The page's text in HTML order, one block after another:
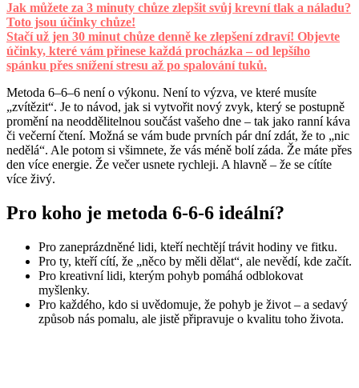
Jak můžete za 3 minuty chůze zlepšit svůj krevní tlak a náladu?
Toto jsou účinky chůze!
Stačí už jen 30 minut chůze denně ke zlepšení zdraví! Objevte
účinky, které vám přinese každá procházka – od lepšího
spánku přes snížení stresu až po spalování tuků.
Metoda 6–6–6 není o výkonu. Není to výzva, ve které musíte
„zvítězit“. Je to návod, jak si vytvořit nový zvyk, který se postupně
promění na neoddělitelnou součást vašeho dne – tak jako ranní káva
či večerní čtení. Možná se vám bude prvních pár dní zdát, že to „nic
nedělá“. Ale potom si všimnete, že vás méně bolí záda. Že máte přes
den více energie. Že večer usnete rychleji. A hlavně – že se cítíte
více živý.
Pro koho je metoda 6-6-6 ideální?
Pro zaneprázdněné lidi, kteří nechtějí trávit hodiny ve fitku.
Pro ty, kteří cítí, že „něco by měli dělat“, ale nevědí, kde začít.
Pro kreativní lidi, kterým pohyb pomáhá odblokovat
myšlenky.
Pro každého, kdo si uvědomuje, že pohyb je život – a sedavý
způsob nás pomalu, ale jistě připravuje o kvalitu toho života.